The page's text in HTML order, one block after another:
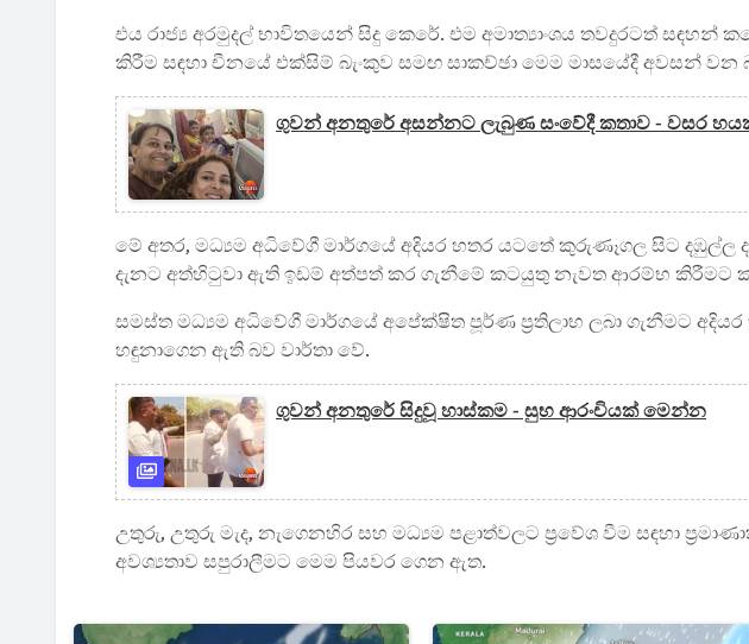
එය රාජ්‍ය අරමුදල් භාවිතයෙන් සිදු කෙරේ. එම අමාත්‍යාංශය තවදුරටත්
කිරීම සඳහා චීනයේ එක්සිම් බැංකුව සමඟ සාකච්ඡා මෙම මාසයේදී අවසන් වන
ගුවන් අනතුරේ අසන්නට ලැබුණ සංවේදී කතාව - වසර
මේ අතර, මධ්‍යම අධිවේගී මාර්ගයේ අදියර හතර යටතේ කුරුණෑගල සිට දඹුල්ල
දැනට අත්හිටුවා ඇති ඉඩම් අත්පත් කර ගැනීමේ කටයුතු නැවත ආරම්භ කිරීමට
සමස්ත මධ්‍යම අධිවේගී මාර්ගයේ අපේක්ෂිත පූර්ණ ප්‍රතිලාභ ලබා ගැනීමට
හඳුනාගෙන ඇති බව වාර්තා වේ.
ගුවන් අනතුරේ සිදුවූ හාස්කම - සුභ ආරංචියක් මෙන්න
උතුරු, උතුරු මැද, නැගෙනහිර සහ මධ්‍යම පළාත්වලට ප්‍රවේශ වීම සඳහා
අවශ්‍යතාව සපුරාලීමට මෙම පියවර ගෙන ඇත.